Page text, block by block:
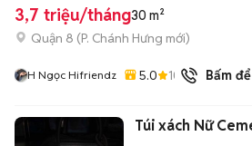
3,7 triệu/tháng30 m²
Quận 8 (P. Chánh Hưng mới)
H Ngọc Hifriendz 5.0 10 đã bán
Bấm
Túi xách Nữ